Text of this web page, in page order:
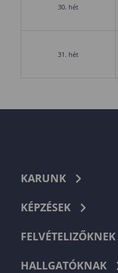
30. hét
31. hét
KARUNK
KÉPZÉSEK
FELVÉTELIZŐKNEK
HALLGATÓKNAK